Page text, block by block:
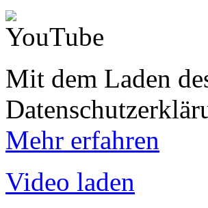
Mit dem Laden
Mehr erfahren
Video laden